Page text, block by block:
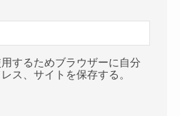
するためブラウザーに自分
ス、サイトを保存する。